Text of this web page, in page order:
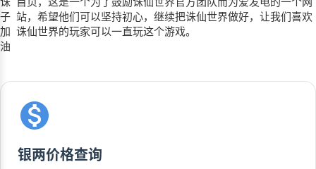
子
加
油
站，希望他们可以坚持初心，继续把诛仙世界做好，让我们喜欢
诛仙世界的玩家可以一直玩这个游戏。
银两价格查询